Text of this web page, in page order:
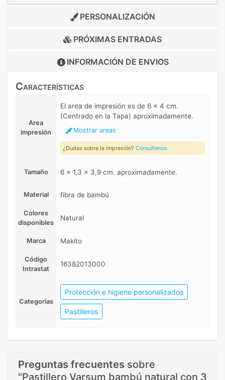
PERSONALIZACIÓN
PRÓXIMAS ENTRADAS
INFORMACIÓN DE ENVIOS
Características
Area
impresión
El area de impresión es de 6 x 4 cm.
(Centrado en la Tapa) aproximadamente.
Mostrar areas
¿Dudas sobre la impresión? Consúltenos
Tamaño 6 x 1,3 x 3,9 cm. aproximadamente.
Material fibra de bambú
Colores
disponibles
Natural
Marca Makito
Código
Intrastat
16382013000
Categorias
Protección e higiene personalizados
Pastilleros
Preguntas frecuentes sobre
"Pastillero Varsum bambú natural con 3